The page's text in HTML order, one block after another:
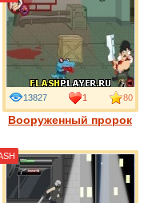
Вооруженный пророк
13827 1 80